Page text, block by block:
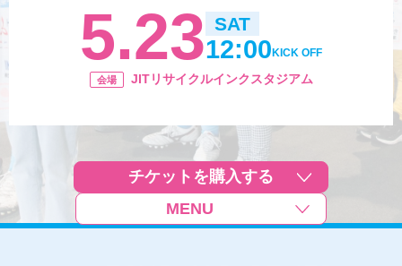
5.23 SAT
12:00KICK OFF
会場 JITリサイクルインクスタジアム
チケットを購入する
MENU